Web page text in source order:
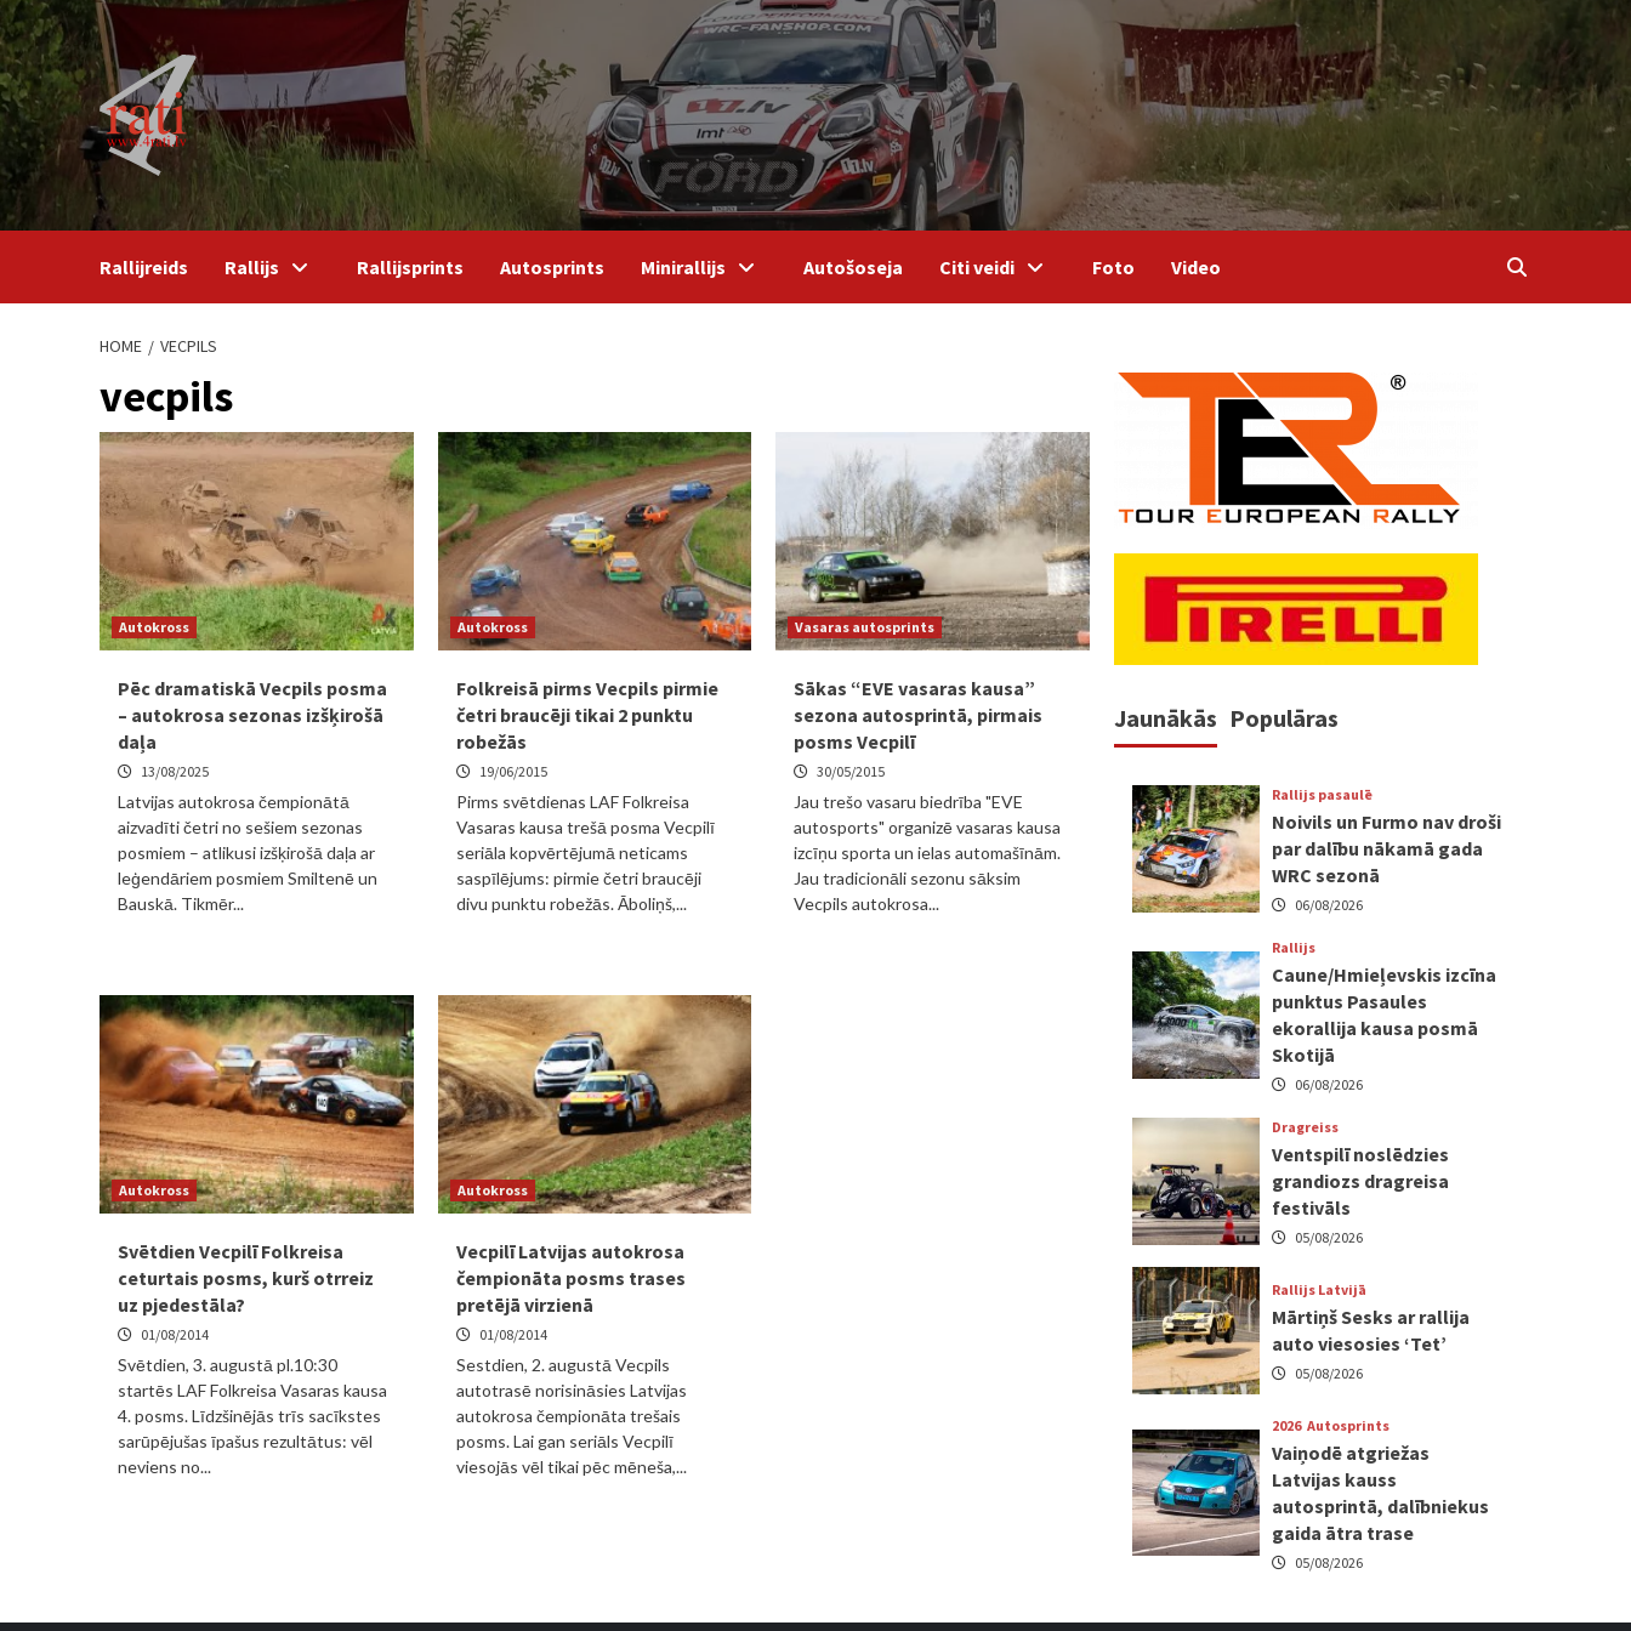
Skip
to
content
Rallijreids Rallijs Rallijsprints Autosprints Minirallijs Autošoseja Citi veidi Foto Video
HOME VECPILS
vecpils
Autokross
Pēc dramatiskā Vecpils posma
– autokrosa sezonas izšķirošā
daļa
13/08/2025
Latvijas autokrosa čempionātā
aizvadīti četri no sešiem sezonas
posmiem – atlikusi izšķirošā daļa ar
leģendāriem posmiem Smiltenē un
Bauskā. Tikmēr...
Autokross
Folkreisā pirms Vecpils pirmie
četri braucēji tikai 2 punktu
robežās
19/06/2015
Pirms svētdienas LAF Folkreisa
Vasaras kausa trešā posma Vecpilī
seriāla kopvērtējumā neticams
saspīlējums: pirmie četri braucēji
divu punktu robežās. Āboliņš,...
Vasaras autosprints
Sākas “EVE vasaras kausa”
sezona autosprintā, pirmais
posms Vecpilī
30/05/2015
Jau trešo vasaru biedrība "EVE
autosports" organizē vasaras kausa
izcīņu sporta un ielas automašīnām.
Jau tradicionāli sezonu sāksim
Vecpils autokrosa...
Autokross
Svētdien Vecpilī Folkreisa
ceturtais posms, kurš otrreiz
uz pjedestāla?
01/08/2014
Svētdien, 3. augustā pl.10:30
startēs LAF Folkreisa Vasaras kausa
4. posms. Līdzšinējās trīs sacīkstes
sarūpējušas īpašus rezultātus: vēl
neviens no...
Autokross
Vecpilī Latvijas autokrosa
čempionāta posms trases
pretējā virzienā
01/08/2014
Sestdien, 2. augustā Vecpils
autotrasē norisināsies Latvijas
autokrosa čempionāta trešais
posms. Lai gan seriāls Vecpilī
viesojās vēl tikai pēc mēneša,...
Jaunākās Populāras
Rallijs pasaulē
Noivils un Furmo nav droši
par dalību nākamā gada
WRC sezonā
06/08/2026
Rallijs
Caune/Hmieļevskis izcīna
punktus Pasaules
ekorallija kausa posmā
Skotijā
06/08/2026
Dragreiss
Ventspilī noslēdzies
grandiozs dragreisa
festivāls
05/08/2026
Rallijs Latvijā
Mārtiņš Sesks ar rallija
auto viesosies ‘Tet’
05/08/2026
2026 Autosprints
Vaiņodē atgriežas
Latvijas kauss
autosprintā, dalībniekus
gaida ātra trase
05/08/2026